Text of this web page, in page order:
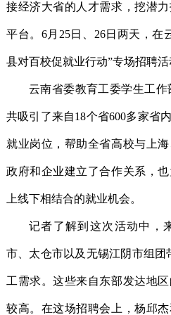
接经济大省的人才需求，挖潜
平台。6月25日、26日两天，在
县对百校促就业行动”专场招聘活
云南省委教育工委学生工
共吸引了来自18个省600多家省
就业岗位，帮助全省高校与上
政府和企业建立了合作关系，
上线下相结合的就业机会。
记者了解到这次活动中，
市、太仓市以及无锡江阴市组团
工需求。这些来自东部发达地
较高。在这场招聘会上，杨邱